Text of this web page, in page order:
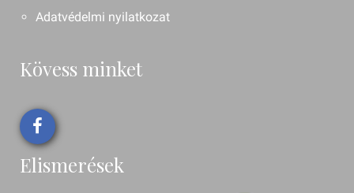
Adatvédelmi nyilatkozat
Kövess minket
Elismerések